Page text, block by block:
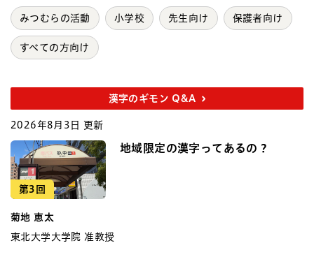
みつむらの活動 小学校 先生向け 保護者向け
すべての方向け
漢字のギモン Q&A
2026年8月3日 更新
第3回
地域限定の漢字ってあるの？
菊地 恵太
東北大学大学院 准教授